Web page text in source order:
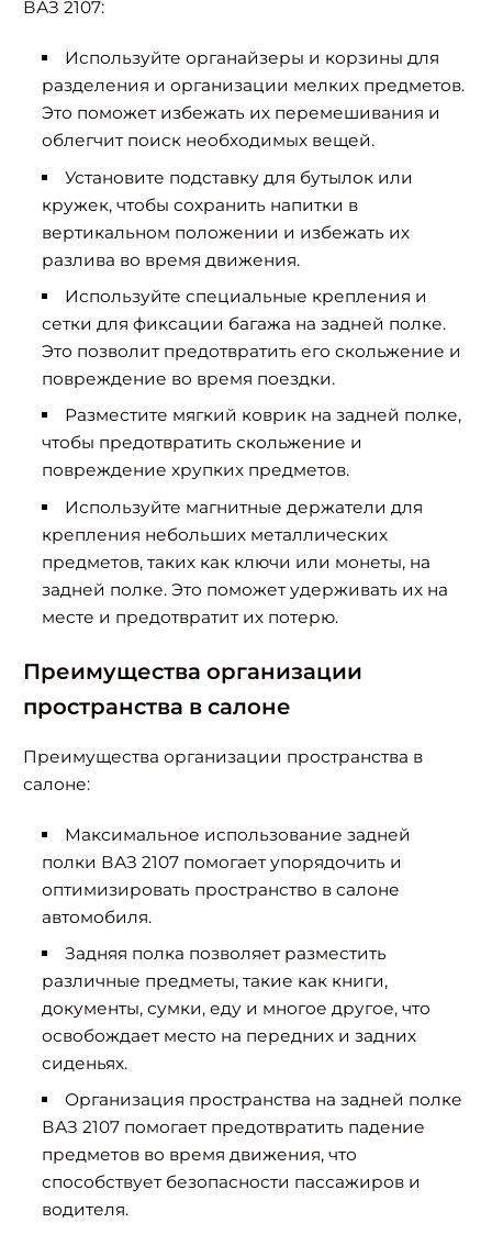
ВАЗ 2107:
Используйте органайзеры и корзины для
разделения и организации мелких предметов.
Это поможет избежать их перемешивания и
облегчит поиск необходимых вещей.
Установите подставку для бутылок или
кружек, чтобы сохранить напитки в
вертикальном положении и избежать их
разлива во время движения.
Используйте специальные крепления и
сетки для фиксации багажа на задней полке.
Это позволит предотвратить его скольжение и
повреждение во время поездки.
Разместите мягкий коврик на задней полке,
чтобы предотвратить скольжение и
повреждение хрупких предметов.
Используйте магнитные держатели для
крепления небольших металлических
предметов, таких как ключи или монеты, на
задней полке. Это поможет удерживать их на
месте и предотвратит их потерю.
Преимущества организации
пространства в салоне
Преимущества организации пространства в
салоне:
Максимальное использование задней
полки ВАЗ 2107 помогает упорядочить и
оптимизировать пространство в салоне
автомобиля.
Задняя полка позволяет разместить
различные предметы, такие как книги,
документы, сумки, еду и многое другое, что
освобождает место на передних и задних
сиденьях.
Организация пространства на задней полке
ВАЗ 2107 помогает предотвратить падение
предметов во время движения, что
способствует безопасности пассажиров и
водителя.